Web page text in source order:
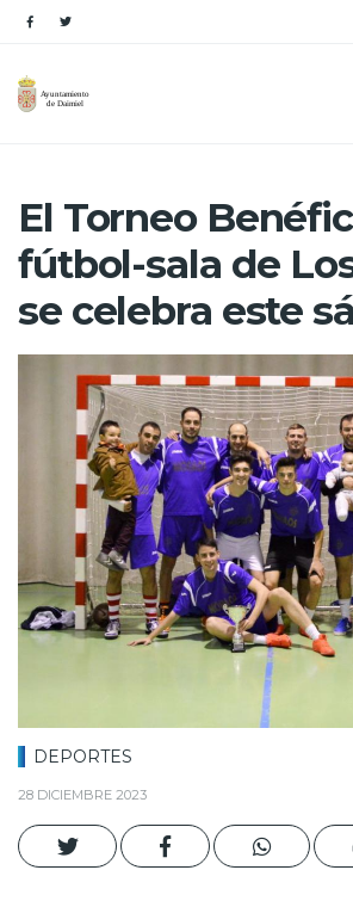
El Torneo
fútbol-sala de
se celebra este
DEPORTES
28 DICIEMBRE 2023